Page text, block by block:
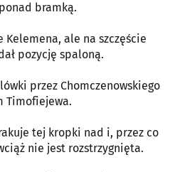
bramką.
Kelemena, ale na szczęście
pozycję spaloną.
przez Chomczenowskiego
Timofiejewa.
tej kropki nad i, przez co
nie jest rozstrzygnięta.